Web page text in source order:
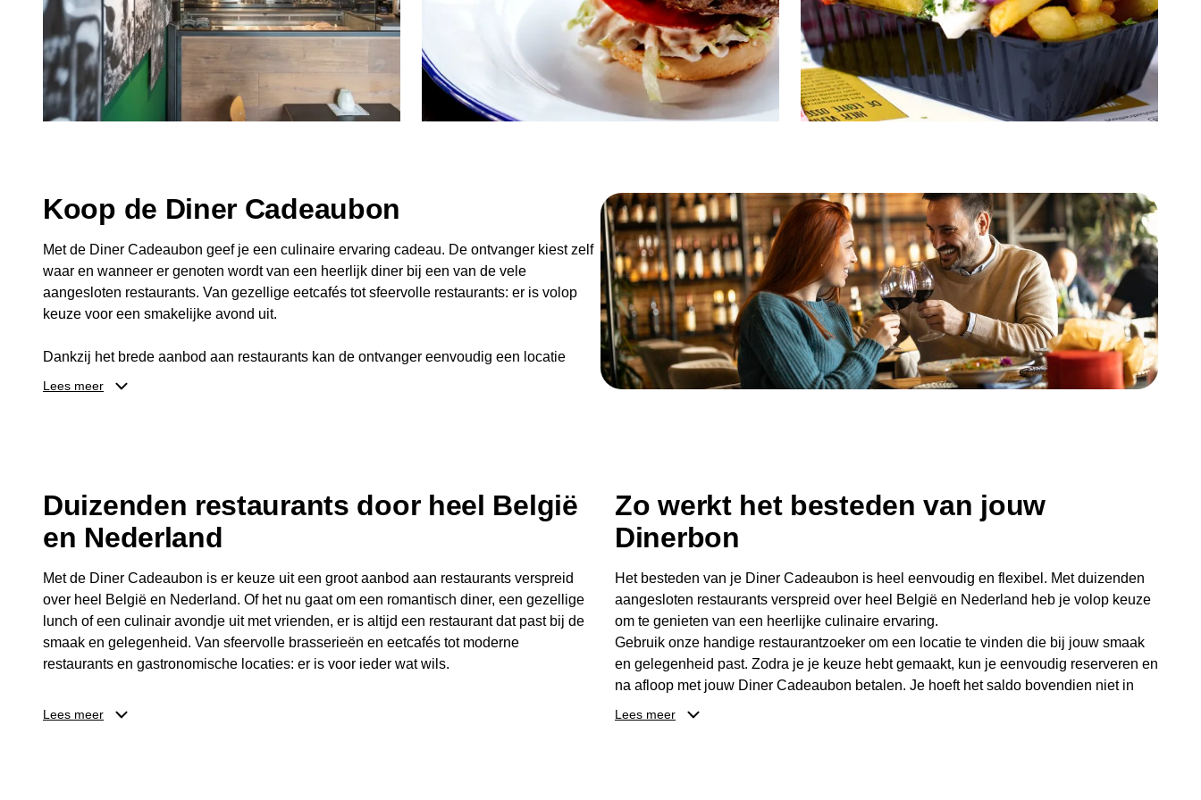
Koop de Diner Cadeaubon
Met de Diner Cadeaubon geef je een culinaire ervaring cadeau. De ontvanger kiest zelf
waar en wanneer er genoten wordt van een heerlijk diner bij een van de vele
aangesloten restaurants. Van gezellige eetcafés tot sfeervolle restaurants: er is volop
keuze voor een smakelijke avond uit.
Dankzij het brede aanbod aan restaurants kan de ontvanger eenvoudig een locatie
kiezen die past bij de smaak en gelegenheid. Zo geeft de Diner Cadeaubon niet alleen
Lees meer
Duizenden restaurants door heel België
en Nederland
Met de Diner Cadeaubon is er keuze uit een groot aanbod aan restaurants verspreid
over heel België en Nederland. Of het nu gaat om een romantisch diner, een gezellige
lunch of een culinair avondje uit met vrienden, er is altijd een restaurant dat past bij de
smaak en gelegenheid. Van sfeervolle brasserieën en eetcafés tot moderne
restaurants en gastronomische locaties: er is voor ieder wat wils.
Dankzij het brede aanbod is er altijd een restaurant in de buurt, bijvoorbeeld in
Lees meer
Zo werkt het besteden van jouw
Dinerbon
Het besteden van je Diner Cadeaubon is heel eenvoudig en flexibel. Met duizenden
aangesloten restaurants verspreid over heel België en Nederland heb je volop keuze
om te genieten van een heerlijke culinaire ervaring.
Gebruik onze handige restaurantzoeker om een locatie te vinden die bij jouw smaak
en gelegenheid past. Zodra je je keuze hebt gemaakt, kun je eenvoudig reserveren en
na afloop met jouw Diner Cadeaubon betalen. Je hoeft het saldo bovendien niet in
één keer te besteden. Het resterende bedrag blijft gewoon op de bon staan en kan
Lees meer